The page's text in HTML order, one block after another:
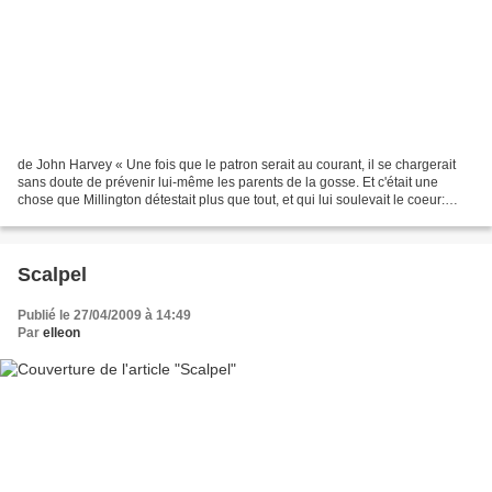
de John Harvey « Une fois que le patron serait au courant, il se chargerait
sans doute de prévenir lui-même les parents de la gosse. Et c'était une
chose que Millington détestait plus que tout, et qui lui soulevait le coeur:
Scalpel
Publié le 27/04/2009 à 14:49
Par elleon